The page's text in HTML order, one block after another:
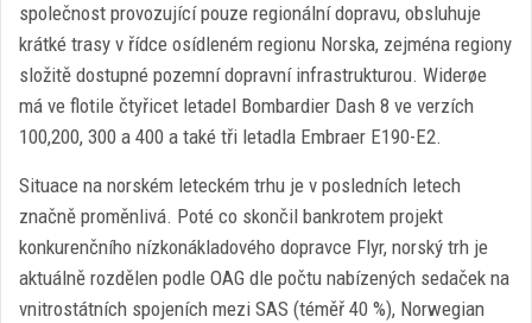
společnost provozující pouze regionální dopravu, obsluhuje
krátké trasy v řídce osídleném regionu Norska, zejména regiony
složitě dostupné pozemní dopravní infrastrukturou. Widerøe
má ve flotile čtyřicet letadel Bombardier Dash 8 ve verzích
100,200, 300 a 400 a také tři letadla Embraer E190-E2.
Situace na norském leteckém trhu je v posledních letech
značně proměnlivá. Poté co skončil bankrotem projekt
konkurenčního nízkonákladového dopravce Flyr, norský trh je
aktuálně rozdělen podle OAG dle počtu nabízených sedaček na
vnitrostátních spojeních mezi SAS (téměř 40 %), Norwegian